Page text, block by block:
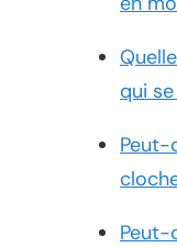
qui
Peut-
Peut-